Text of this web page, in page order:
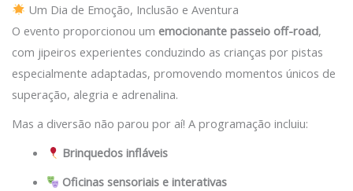
Um Dia de Emoção, Inclusão e Aventura
O evento proporcionou um emocionante passeio off-road,
com jipeiros experientes conduzindo as crianças por pistas
especialmente adaptadas, promovendo momentos únicos de
superação, alegria e adrenalina.
Mas a diversão não parou por aí! A programação incluiu:
Brinquedos infláveis
Oficinas sensoriais e interativas